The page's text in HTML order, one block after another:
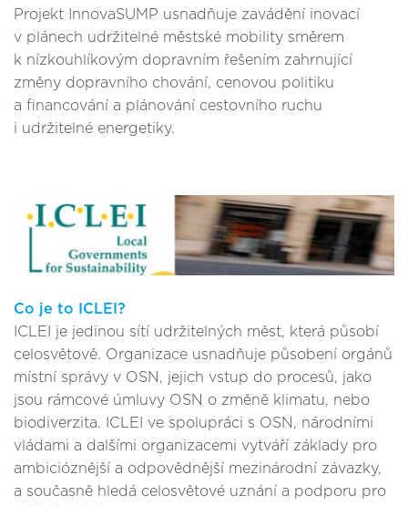
Projekt InnovaSUMP usnadňuje zavádění inovací
v plánech udržitelné městské mobility směrem
k nízkouhlíkovým dopravním řešením zahrnující
změny dopravního chování, cenovou politiku
a financování a plánování cestovního ruchu
i udržitelné energetiky.
Co je to ICLEI?
ICLEI je jedinou sítí udržitelných měst, která působí
celosvětově. Organizace usnadňuje působení orgánů
místní správy v OSN, jejich vstup do procesů, jako
jsou rámcové úmluvy OSN o změně klimatu, nebo
biodiverzita. ICLEI ve spolupráci s OSN, národními
vládami a dalšími organizacemi vytváří základy pro
ambicióznější a odpovědnější mezinárodní závazky,
a současně hledá celosvětové uznání a podporu pro